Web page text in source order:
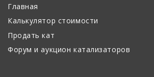
Главная
Калькулятор стоимости
Продать кат
Форум и аукцион катализаторов